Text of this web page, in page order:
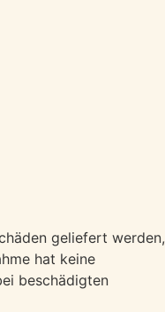
geliefert werden,
hat keine
beschädigten